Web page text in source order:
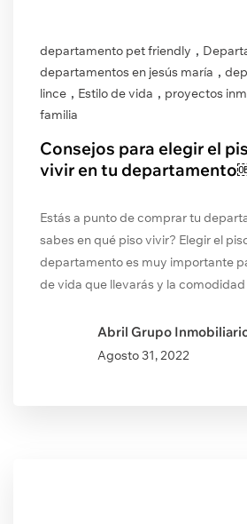
departamento pet friendly ,
departamentos en jesús maría ,
lince , Estilo de vida , proyectos
familia
Consejos para elegir el
vivir en tu
Estás a punto de comprar tu
sabes en qué piso vivir? Elegir el
departamento es muy importante
de vida que llevarás y la comodidad
Abril Grupo
Agosto 31, 2022